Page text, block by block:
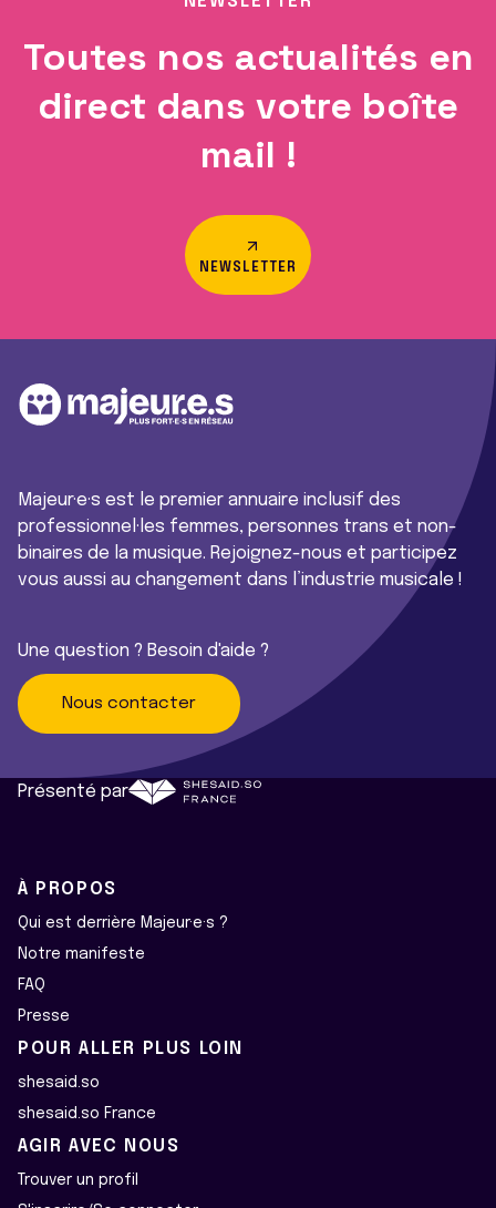
Toutes nos actualités en
direct dans votre boîte
mail !
NEWSLETTER
Majeur·e·s est le premier annuaire inclusif des
professionnel·les femmes, personnes trans et non-
binaires de la musique. Rejoignez-nous et participez
vous aussi au changement dans l’industrie musicale !
Une question ? Besoin d'aide ?
Nous contacter
Présenté par
À PROPOS
Qui est derrière Majeur·e·s ?
Notre manifeste
FAQ
Presse
POUR ALLER PLUS LOIN
shesaid.so
shesaid.so France
AGIR AVEC NOUS
Trouver un profil